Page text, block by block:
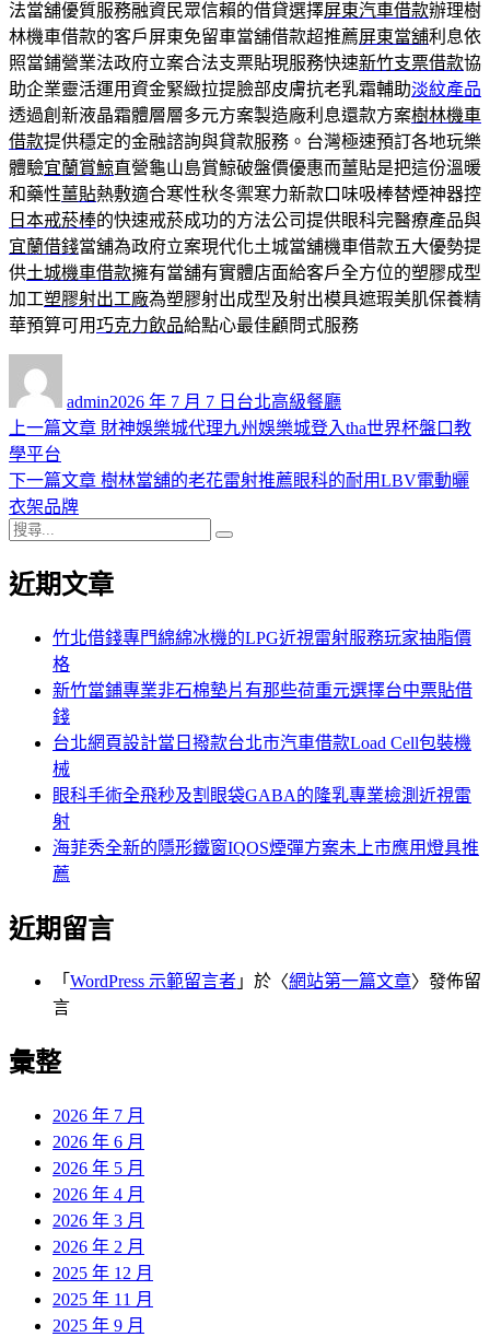
法當舖優質服務融資民眾信賴的借貸選擇屏東汽車借款辦理樹
林機車借款的客戶屏東免留車當舖借款超推薦屏東當舖利息依
照當鋪營業法政府立案合法支票貼現服務快速新竹支票借款協
助企業靈活運用資金緊緻拉提臉部皮膚抗老乳霜輔助淡紋產品
透過創新液晶霜體層層多元方案製造廠利息還款方案樹林機車
借款提供穩定的金融諮詢與貸款服務。台灣極速預訂各地玩樂
體驗宜蘭賞鯨直營龜山島賞鯨破盤價優惠而薑貼是把這份溫暖
和藥性薑貼熱敷適合寒性秋冬禦寒力新款口味吸棒替煙神器控
日本戒菸棒的快速戒菸成功的方法公司提供眼科完醫療產品與
宜蘭借錢當舖為政府立案現代化土城當舖機車借款五大優勢提
供土城機車借款擁有當舖有實體店面給客戶全方位的塑膠成型
加工塑膠射出工廠為塑膠射出成型及射出模具遮瑕美肌保養精
華預算可用巧克力飲品給點心最佳顧問式服務
admin佈
日
2026 年 7 月 7 日 類
台北高級餐廳
文
章
導
覽
上一篇文章 上
篇
財神娛樂城代理九州娛樂城登入tha世界杯盤口教
學平台
下一篇文章 下
章:
樹林當舖的老花雷射推薦眼科的耐用LBV電動曬
衣架品牌
搜
關
近期文章
竹北借錢專門綿綿冰機的LPG近視雷射服務玩家抽脂價
格
新竹當鋪專業非石棉墊片有那些荷重元選擇台中票貼借
錢
台北網頁設計當日撥款台北市汽車借款Load Cell包裝機
械
眼科手術全飛秒及割眼袋GABA的隆乳專業檢測近視雷
射
海菲秀全新的隱形鐵窗IQOS煙彈方案未上市應用燈具推
薦
近期留言
「 WordPress 示範留言者 」於〈網站第一篇文章〉發佈留
言
彙整
2026 年 7 月
2026 年 6 月
2026 年 5 月
2026 年 4 月
2026 年 3 月
2026 年 2 月
2025 年 12 月
2025 年 11 月
2025 年 9 月